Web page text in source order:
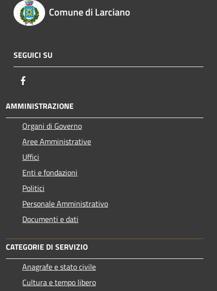
Comune di Larciano
SEGUICI SU
AMMINISTRAZIONE
Organi di Governo
Aree Amministrative
Uffici
Enti e fondazioni
Politici
Personale Amministrativo
Documenti e dati
CATEGORIE DI SERVIZIO
Anagrafe e stato civile
Cultura e tempo libero